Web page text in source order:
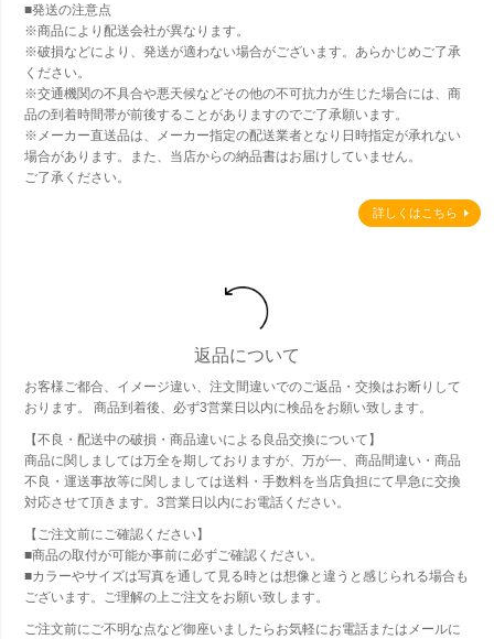
■発送の注意点
※商品により配送会社が異なります。
※破損などにより、発送が適わない場合がございます。あらかじめご了承
ください。
※交通機関の不具合や悪天候などその他の不可抗力が生じた場合には、商
品の到着時間帯が前後することがありますのでご了承願います。
※メーカー直送品は、メーカー指定の配送業者となり日時指定が承れない
場合があります。また、当店からの納品書はお届けしていません。
ご了承ください。
詳しくはこちら
返品について
お客様ご都合、イメージ違い、注文間違いでのご返品・交換はお断りして
おります。 商品到着後、必ず3営業日以内に検品をお願い致します。
【不良・配送中の破損・商品違いによる良品交換について】
商品に関しましては万全を期しておりますが、万が一、商品間違い・商品
不良・運送事故等に関しましては送料・手数料を当店負担にて早急に交換
対応させて頂きます。3営業日以内にお電話ください。
【ご注文前にご確認ください】
■商品の取付が可能か事前に必ずご確認ください。
■カラーやサイズは写真を通して見る時とは想像と違うと感じられる場合も
ございます。ご理解の上ご注文をお願い致します。
ご注文前にご不明な点など御座いましたらお気軽にお電話またはメールに